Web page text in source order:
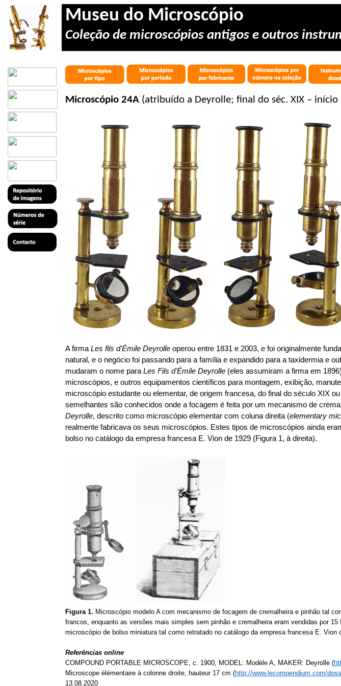
Museu do Microscópio
Coleção de microscópios antigos e outros
Microscópio 24A (atribuído a Deyrolle; final do séc. XIX – início
A firmaLes fils d'Émile Deyrolle operou entre 1831 e 2003, e foi originalmente
natural, e o negócio foi passando para a família e expandido para a taxidermia e
mudaram o nome paraLes Fils d'Émile Deyrolle (eles assumiram a firma em
microscópios, e outros equipamentos científicos para montagem, exibição,
microscópio estudante ou elementar, de origem francesa, do final do século XIX
semelhantes são conhecidos onde a focagem é feita por um mecanismo de
Deyrolle, descrito como microscópio elementar com coluna direita (elementary
realmente fabricava os seus microscópios. Estes tipos de microscópios ainda
bolso no catálogo da empresa francesa E. Vion de 1929 (Figura 1, à direita).
Figura 1. Microscópio modelo A com mecanismo de focagem de cremalheira e pinhão tal
francos, enquanto as versões mais simples sem pinhão e cremalheira eram vendidas por
microscópio de bolso miniatura tal como retratado no catálogo da empresa francesa E. Vion
Referências online
COMPOUND PORTABLE MICROSCOPE, c. 1900, MODEL: Modèle A, MAKER: Deyrolle (
Microscope élémentaire à colonne droite, hauteur 17 cm (http://www.lecompendium.com/
13.08.2020